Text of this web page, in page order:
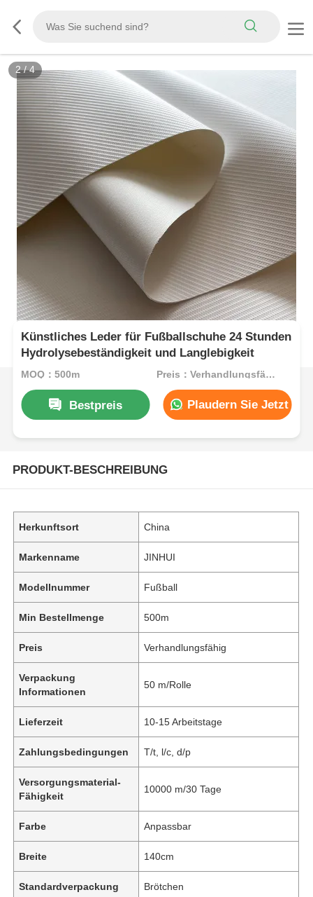
2/4
Künstliches Leder für Fußballschuhe 24 Stunden
Hydrolysebeständigkeit und Langlebigkeit
MOQ：500m Preis：Verhandlungsfähig
Bestpreis Plaudern Sie Jetzt
PRODUKT-BESCHREIBUNG
Herkunftsort China
Markenname JINHUI
Modellnummer Fußball
Min Bestellmenge 500m
Preis Verhandlungsfähig
Verpackung
Informationen
50 m/Rolle
Lieferzeit 10-15 Arbeitstage
Zahlungsbedingungen T/t, l/c, d/p
Versorgungsmaterial-
Fähigkeit
10000 m/30 Tage
Farbe Anpassbar
Breite 140cm
Standardverpackung Brötchen